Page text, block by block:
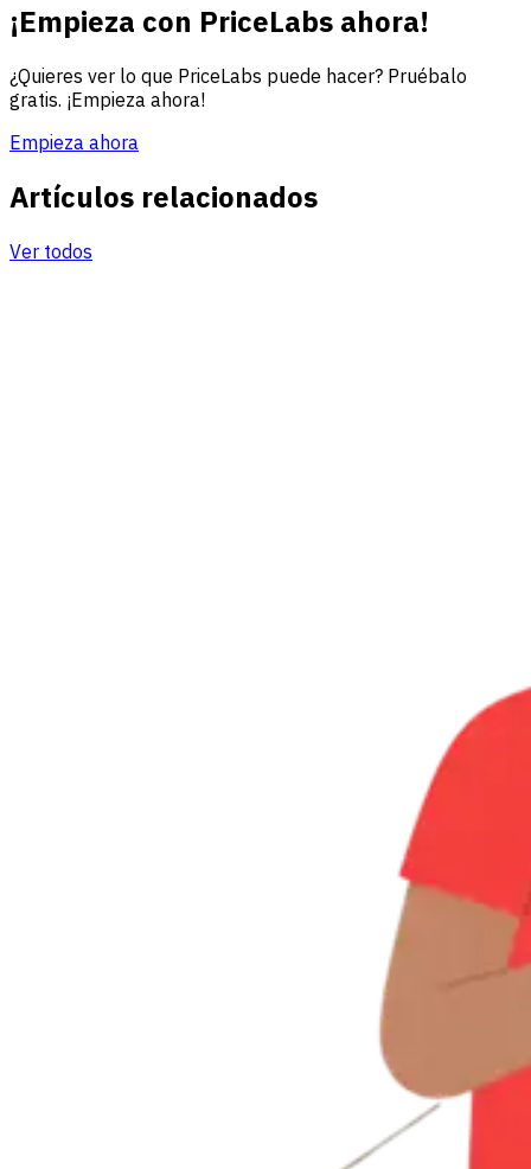
¡Empieza con PriceLabs ahora!
¿Quieres ver lo que PriceLabs puede hacer? Pruébalo
gratis. ¡Empieza ahora!
Empieza ahora
Artículos relacionados
Ver todos